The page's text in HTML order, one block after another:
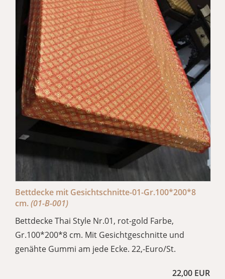
Bettdecke mit Gesichtschnitte-01-Gr.100*200*8
cm.(01-B-001)
Bettdecke Thai Style Nr.01, rot-gold Farbe,
Gr.100*200*8 cm. Mit Gesichtgeschnitte und
genähte Gummi am jede Ecke. 22,-Euro/St.
22,00 EUR